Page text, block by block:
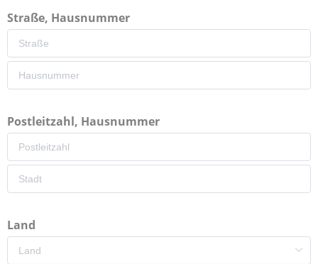
Straße, Hausnummer
Postleitzahl, Hausnummer
Land